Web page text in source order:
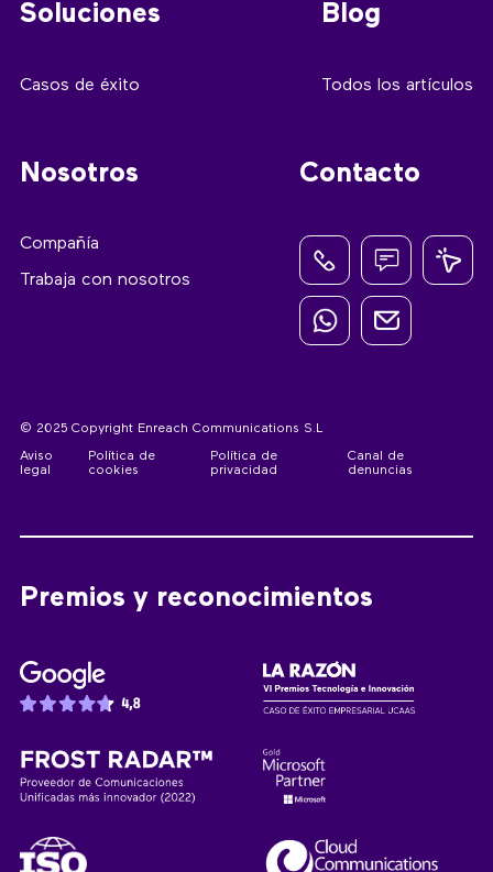
Soluciones
Casos de éxito
Blog
Todos los artículos
Nosotros
Compañía
Trabaja con nosotros
Contacto
© 2025 Copyright Enreach Communications S.L
Aviso
legal
Política de
cookies
Política de
privacidad
Canal de
denuncias
Premios y reconocimientos